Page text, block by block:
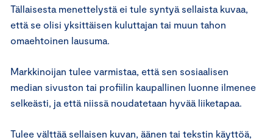
Tällaisesta menettelystä ei tule syntyä sellaista kuvaa,
että se olisi yksittäisen kuluttajan tai muun tahon
omaehtoinen lausuma.
Markkinoijan tulee varmistaa, että sen sosiaalisen
median sivuston tai profiilin kaupallinen luonne ilmenee
selkeästi, ja että niissä noudatetaan hyvää liiketapaa.
Tulee välttää sellaisen kuvan, äänen tai tekstin käyttöä,